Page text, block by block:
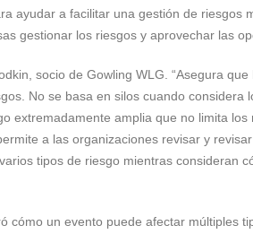
ayudar a facilitar una gestión de riesgos
gestionar los riesgos y aprovechar las
socio de Gowling WLG. “Asegura que
No se basa en silos cuando considera
extremadamente amplia que no limita los
a las organizaciones revisar y revisar
tipos de riesgo mientras consideran
cómo un evento puede afectar múltiples